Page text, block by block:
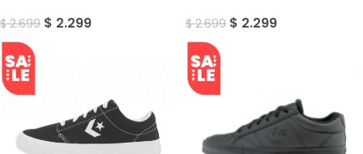
$2.699 $ 2.299 $2.699 $ 2.299